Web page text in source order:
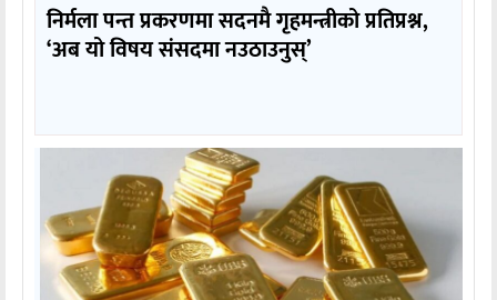
निर्मला पन्त प्रकरणमा सदनमै गृहमन्त्रीको प्रतिप्रश्न,
‘अब यो विषय संसदमा नउठाउनुस्’